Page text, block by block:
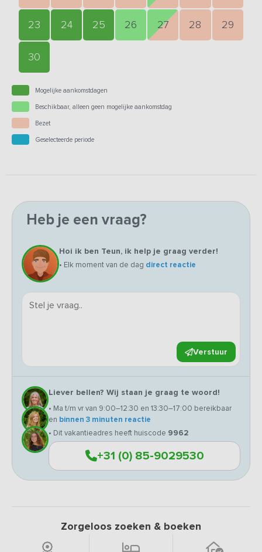
23 24 25 26 27 28 29
30
Mogelijke aankomstdagen
Beschikbaar, alleen geen mogelijke aankomstdag
Bezet
Geselecteerde periode
Heb je een vraag?
Hoi ik ben Teun, ik help je graag verder!
• Elk moment van de dag direct reactie
Verstuur
Liever bellen? Wij staan je graag te woord!
• Ma t/m vr van 9:00–12:30 en 13:30–17:00 bereikbaar
en binnen 3 minuten reactie
• Dit vakantieadres heeft huiscode 9962
+31 (0) 85-9029530
Zorgeloos zoeken & boeken